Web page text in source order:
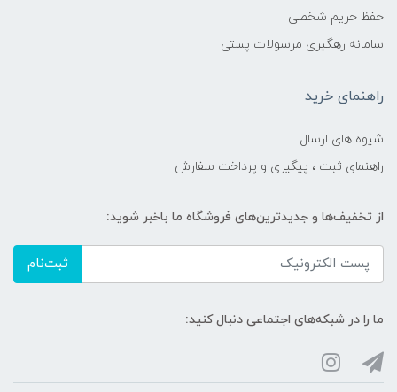
حفظ حریم شخصی
سامانه رهگیری مرسولات پستی
راهنمای خرید
شیوه های ارسال
راهنمای ثبت ، پیگیری و پرداخت سفارش
از تخفیف‌ها و جدیدترین‌های فروشگاه ما باخبر شوید:
ثبت‌نام
ما را در شبکه‌های اجتماعی دنبال کنید: